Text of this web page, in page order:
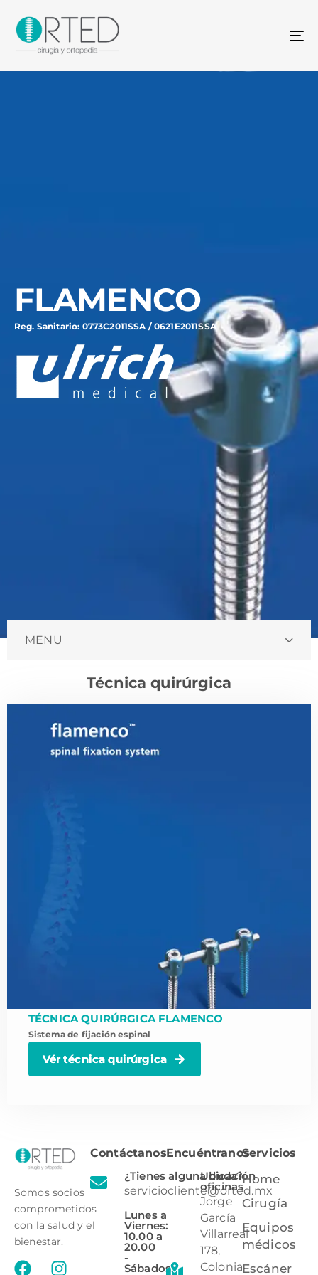
FLAMENCO
Reg. Sanitario: 0773C2011SSA / 0621E2011SSA
MENU
Técnica quirúrgica
TÉCNICA QUIRÚRGICA FLAMENCO
Sistema de fijación espinal
Vér técnica quirúrgica
Somos socios
comprometidos
con la salud y el
bienestar.
Contáctanos
¿Tienes alguna duda?
serviciocliente@orted.mx
Lunes a
Viernes:
10.00 a
20.00
-
Sábados:
Encuéntranos
Ubicación
oficinas
Jorge
García
Villarreal
178,
Colonia
Servicios
Home
Cirugía
Equipos
médicos
Escáner